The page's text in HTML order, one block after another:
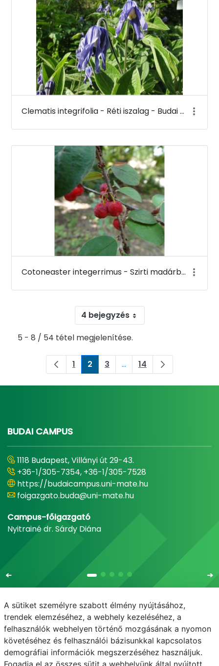
Clematis integrifolia - Réti iszalag - Budai Arborétum
Cotoneaster integerrimus - Szirti madárbirs - Budai Arborétum
4 bejegyzés
5 - 8 / 54 tétel megjelenítése.
Oldal
1 Oldal
2 Oldal
3 ...Köztes oldalak
Oldal
14
BUDAI CAMPUS
1118 Budapest, Villányi út 29-43.
+36-1/305-7354, +36-1/305-7528
https://budaicampus.uni-mate.hu
foigazgato.buda@uni-mate.hu
Campus-főigazgató
Nyitrainé dr. Sárdy Diána
E-mail Telefonkönyv NEPTUN
E-learning
Adatvédelem
A sütiket személyre szabott élmény nyújtásához,
trendek elemzéséhez, a webhely kezeléséhez, a
felhasználók webhelyen történő mozgásának a nyomon
követéséhez és felhasználói bázisunkkal kapcsolatos
demográfiai információk megszerzéséhez használjuk.
Fogadja el az összes sütit a webhelyünk által nyújtott